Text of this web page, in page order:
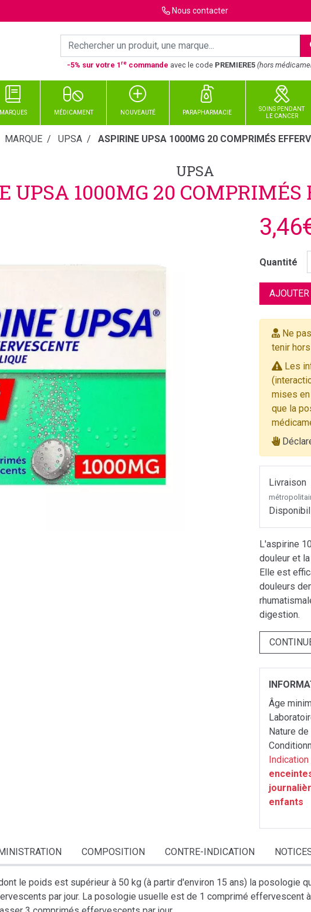
Nous contacter
-5% sur votre 1re commande avec le code PREMIERE5 (hors
MARQUES MÉDICAMENT NOUVEAUTÉ PARAPHARMACIE
SOINS PENDANT
LE CANCER
MARQUE UPSA ASPIRINE UPSA 1000MG 20 COMPRIMÉS
UPSA
UPSA 1000MG 20 COMPRIMÉS
Quantité
Ne
tenir
Les
mises
que la
Livraison
L'aspirine
douleur et
Elle est
douleurs
digestion.
Âge
Nature
enfants
COMPOSITION CONTRE-INDICATION
le poids est supérieur à 50 kg (à partir d'environ 15 ans) la posologie
par jour. La posologie usuelle est de 1 comprimé effervescent